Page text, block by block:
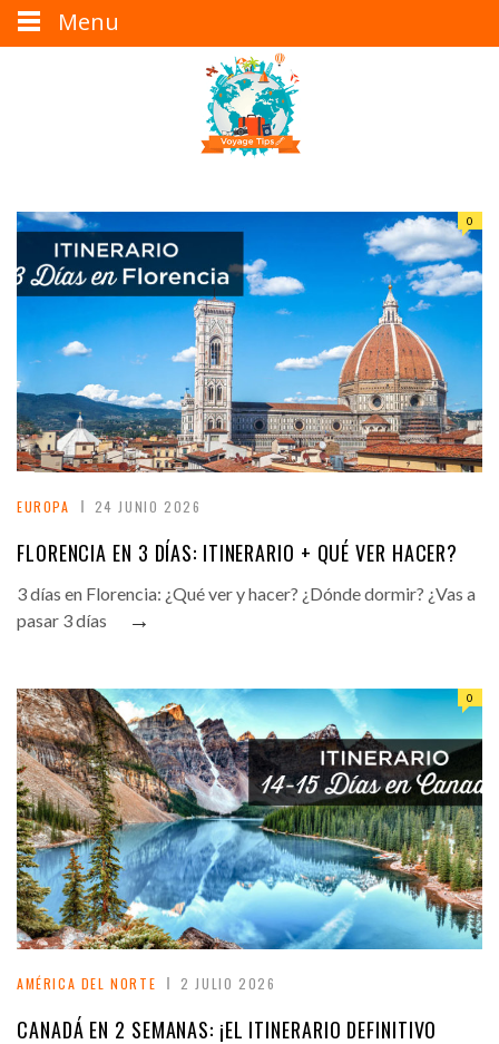
EUROPA 24 JUNIO 2026
0
FLORENCIA EN 3 DÍAS: ITINERARIO + QUÉ VER HACER?
3 días en Florencia: ¿Qué ver y hacer? ¿Dónde dormir? ¿Vas a
pasar 3 días
→
AMÉRICA DEL NORTE 2 JULIO 2026
0
CANADÁ EN 2 SEMANAS: ¡EL ITINERARIO DEFINITIVO
Menu